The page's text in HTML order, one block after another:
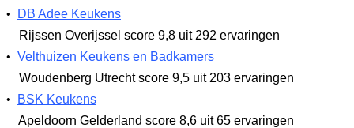
•
DB Adee Keukens
Rijssen Overijssel score 9,8 uit 292 ervaringen
• Velthuizen Keukens en Badkamers
Woudenberg Utrechtscore 9,5 uit 203 ervaringen
•
BSK Keukens
Apeldoorn Gelderland score 8,6 uit 65 ervaringen